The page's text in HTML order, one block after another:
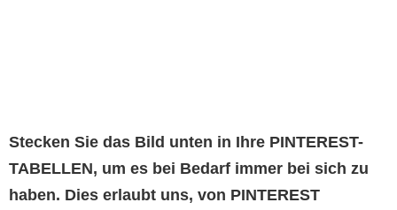
Stecken Sie das Bild unten in Ihre PINTEREST-
TABELLEN, um es bei Bedarf immer bei sich zu
haben. Dies erlaubt uns, von PINTEREST